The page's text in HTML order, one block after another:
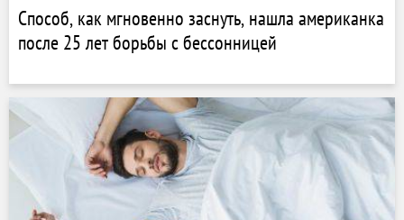
Способ, как мгновенно заснуть, нашла американка
после 25 лет борьбы с бессонницей